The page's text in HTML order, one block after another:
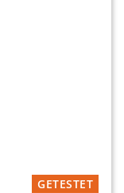
GETESTET